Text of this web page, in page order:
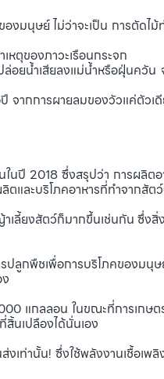
มนุษย์ ไม่ว่าจะเป็น การตัด
ตุของภาวะเรือนกระจก
ำเสียลงแม่น้ำหรือฝุ่นควัน จ
กการผายลมของวัวแค่ตัวเ
ปี 2018 ซึ่งสรุปว่า การผลิต
ละบริโภคอาหารที่ทำจากสัต
ตว์ก็มากขึ้นเช่นกัน ซึ่งสิ่งนี้
พืชเพื่อการบริโภคของมนุษย์
กลลอน ในขณะที่การเกษต
นเปลืองได้นั่นเอง
นั้น! ซึ่งใช้พลังงานเชื้อเพลิ